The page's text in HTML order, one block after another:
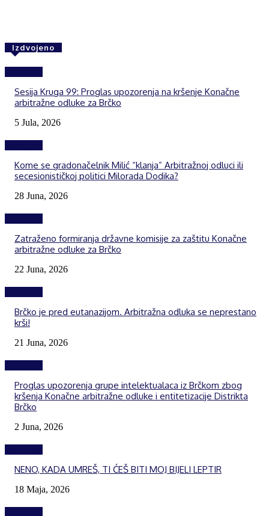
Izdvojeno
Sesija Kruga 99: Proglas upozorenja na kršenje Konačne
arbitražne odluke za Brčko
5 Jula, 2026
Kome se gradonačelnik Milić “klanja” Arbitražnoj odluci ili
secesionističkoj politici Milorada Dodika?
28 Juna, 2026
Zatraženo formiranja državne komisije za zaštitu Konačne
arbitražne odluke za Brčko
22 Juna, 2026
Brčko je pred eutanazijom. Arbitražna odluka se neprestano
krši!
21 Juna, 2026
Proglas upozorenja grupe intelektualaca iz Brčkom zbog
kršenja Konačne arbitražne odluke i entitetizacije Distrikta
Brčko
2 Juna, 2026
NENO, KADA UMREŠ, TI ĆEŠ BITI MOJ BIJELI LEPTIR
18 Maja, 2026